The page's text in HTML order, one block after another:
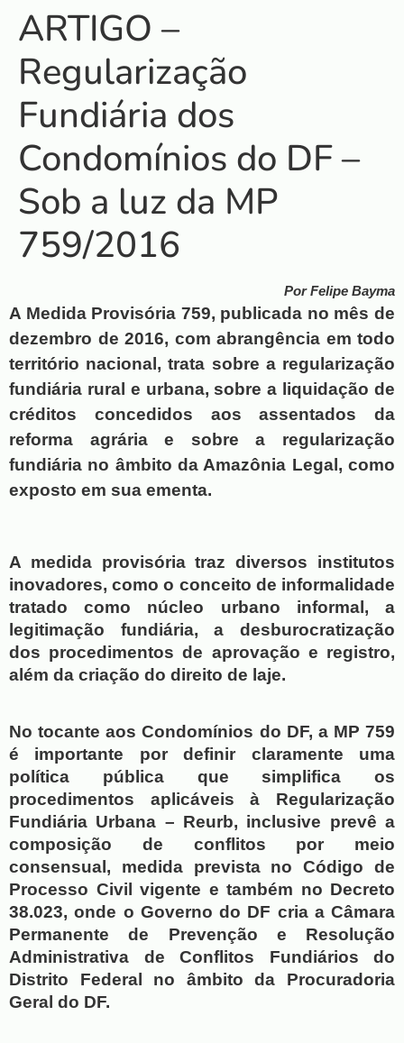
ARTIGO –
Regularização
Fundiária dos
Condomínios do DF –
Sob a luz da MP
759/2016
Por Felipe Bayma
A Medida Provisória 759, publicada no mês de
dezembro de 2016, com abrangência em todo
território nacional, trata sobre a regularização
fundiária rural e urbana, sobre a liquidação de
créditos concedidos aos assentados da
reforma agrária e sobre a regularização
fundiária no âmbito da Amazônia Legal, como
exposto em sua ementa.
A medida provisória traz diversos institutos
inovadores, como o conceito de informalidade
tratado como núcleo urbano informal, a
legitimação fundiária, a desburocratização
dos procedimentos de aprovação e registro,
além da criação do direito de laje.
No tocante aos Condomínios do DF, a MP 759
é importante por definir claramente uma
política pública que simplifica os
procedimentos aplicáveis à Regularização
Fundiária Urbana – Reurb, inclusive prevê a
composição de conflitos por meio
consensual, medida prevista no Código de
Processo Civil vigente e também no Decreto
38.023, onde o Governo do DF cria a Câmara
Permanente de Prevenção e Resolução
Administrativa de Conflitos Fundiários do
Distrito Federal no âmbito da Procuradoria
Geral do DF.